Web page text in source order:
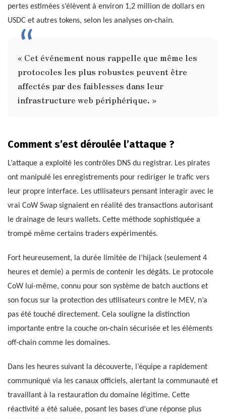
pertes estimées s’élèvent à environ 1,2 million de dollars en
USDC et autres tokens, selon les analyses on-chain.
« Cet événement nous rappelle que même les
protocoles les plus robustes peuvent être
affectés par des faiblesses dans leur
infrastructure web périphérique. »
Comment s’est déroulée l’attaque ?
L’attaque a exploité les contrôles DNS du registrar. Les pirates
ont manipulé les enregistrements pour rediriger le trafic vers
leur propre interface. Les utilisateurs pensant interagir avec le
vrai CoW Swap signaient en réalité des transactions autorisant
le drainage de leurs wallets. Cette méthode sophistiquée a
trompé même certains traders expérimentés.
Fort heureusement, la durée limitée de l’hijack (seulement 4
heures et demie) a permis de contenir les dégâts. Le protocole
CoW lui-même, connu pour son système de batch auctions et
son focus sur la protection des utilisateurs contre le MEV, n’a
pas été touché directement. Cela souligne la distinction
importante entre la couche on-chain sécurisée et les éléments
off-chain comme les domaines.
Dans les heures suivant la découverte, l’équipe a rapidement
communiqué via les canaux officiels, alertant la communauté et
travaillant à la restauration du domaine légitime. Cette
réactivité a été saluée, posant les bases d’une réponse plus